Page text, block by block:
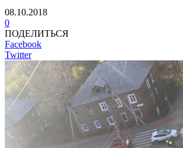
08.10.2018
0
ПОДЕЛИТЬСЯ
Facebook
Twitter